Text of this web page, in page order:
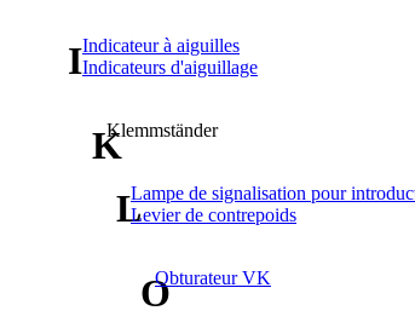
IIndicateur à aiguilles
Indicateurs d'aiguillage
K
Klemmständer
L
Lampe de signalisation pour
Levier de contrepoids
O
Obturateur VK